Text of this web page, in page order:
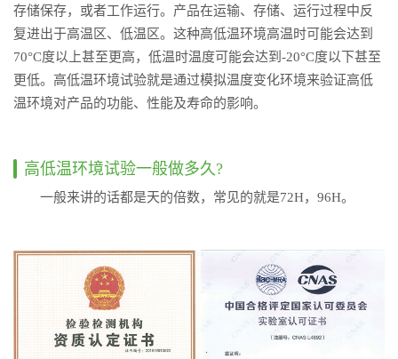
存储保存，或者工作运行。产品在运输、存储、运行过程中反
复进出于高温区、低温区。这种高低温环境高温时可能会达到
70°C度以上甚至更高，低温时温度可能会达到-20°C度以下甚至
更低。高低温环境试验就是通过模拟温度变化环境来验证高低
温环境对产品的功能、性能及寿命的影响。
高低温环境试验一般做多久?
一般来讲的话都是天的倍数，常见的就是72H，96H。